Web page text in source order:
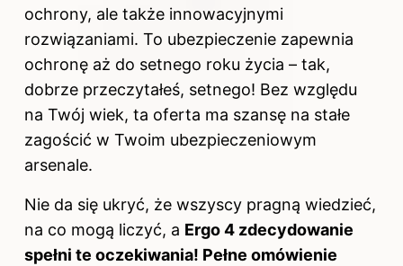
ochrony, ale także innowacyjnymi
rozwiązaniami. To ubezpieczenie zapewnia
ochronę aż do setnego roku życia – tak,
dobrze przeczytałeś, setnego! Bez względu
na Twój wiek, ta oferta ma szansę na stałe
zagościć w Twoim ubezpieczeniowym
arsenale.
Nie da się ukryć, że wszyscy pragną wiedzieć,
na co mogą liczyć, a Ergo 4 zdecydowanie
spełni te oczekiwania! Pełne omówienie